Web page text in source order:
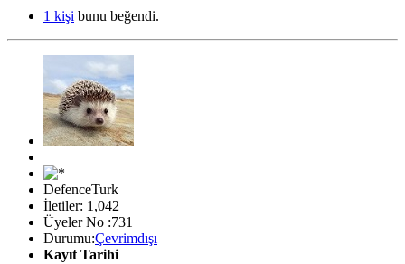
1 kişi bunu beğendi.
DefenceTurk
İletiler: 1,042
Üyeler No :731
Durumu:Çevrimdışı
Kayıt Tarihi